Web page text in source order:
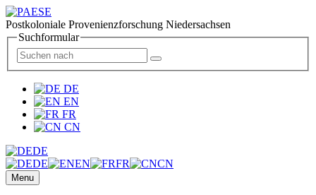
Postkoloniale Provenienzforschung Niedersachsen
Suchformular
DE
EN
FR
CN
DE
DE
EN FR CN
Menu